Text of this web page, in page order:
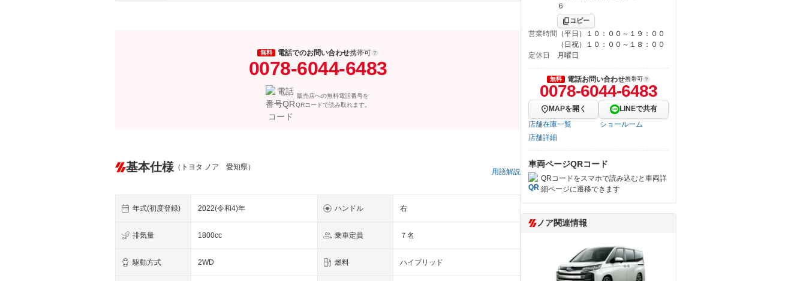
無料 電話でのお問い合わせ携帯可
0078-6044-6483
販売店への無料電話番号を
QRコードで読み取れます。
基本仕様 （トヨタ ノア 愛知県）
用語解説
年式(初度登録) 2022(令和4)年 ハンドル 右
排気量 1800cc 乗車定員 ７名
駆動方式 2WD 燃料 ハイブリッド
６
コピー
営業時間 （平日）１０：００～１９：００
（日祝）１０：００～１８：００
定休日
月曜日
無料 電話お問い合わせ携帯可
0078-6044-6483
MAPを開く
LINEで共有
店舗在庫一覧
ショールーム
店舗詳細
車両ページQRコード
QRコードをスマホで読み込むと車両詳
細ページに遷移できます
ノア関連情報